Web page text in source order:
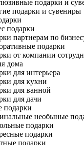
подарки и
подарки и сувениры
подарки
партнерам по
подарки
от компании
дома
для интерьера
для кухни
для ванной
для дачи
подарки
необыные
подарки
подарки
подарки